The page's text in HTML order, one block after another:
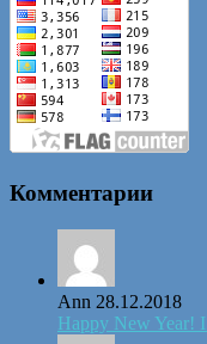
Комментарии
Ann 28.12.2018
Happy New Year!